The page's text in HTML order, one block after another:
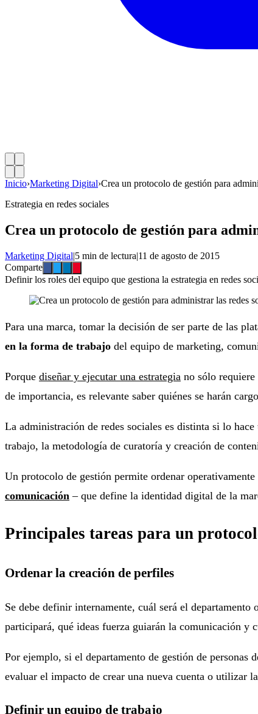
Inicio›Marketing Digital›Crea un protocolo de gestión para
Estrategia en redes sociales
Crea un protocolo de gestión para
Marketing Digital|5 min de lectura|11 de agosto de 2015
Comparte
Definir los roles del equipo que gestiona la estrategia en redes
Para una marca, tomar la decisión de ser parte de las
en la forma de trabajo del equipo de marketing,
Porque diseñar y ejecutar una estrategia no sólo
de importancia, es relevante saber quiénes se harán
La administración de redes sociales es distinta si lo
trabajo, la metodología de curatoría y creación de
Un protocolo de gestión permite ordenar
comunicación – que define la identidad digital de la
Principales tareas para un
Ordenar la creación de perfiles
Se debe definir internamente, cuál será el
participará, qué ideas fuerza guiarán la comunicación y
Por ejemplo, si el departamento de gestión de
evaluar el impacto de crear una nueva cuenta o utilizar
Definir un equipo de trabajo